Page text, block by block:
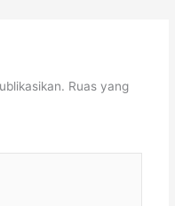
Ruas yang